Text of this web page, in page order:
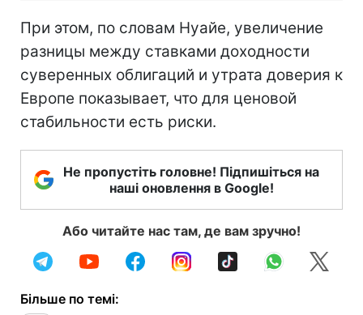
При этом, по словам Нуайе, увеличение
разницы между ставками доходности
суверенных облигаций и утрата доверия к
Европе показывает, что для ценовой
стабильности есть риски.
Не пропустіть головне! Підпишіться на
наші оновлення в Google!
Або читайте нас там, де вам зручно!
Більше по темі: